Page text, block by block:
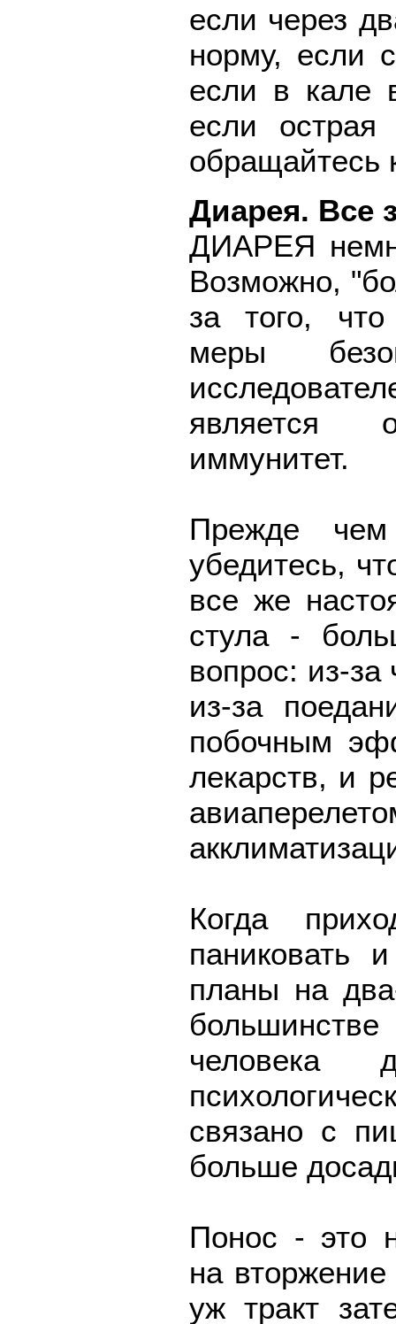
если через
норму, если
если в кале
если
обращайтесь
Диарея. Все
ДИАРЕЯ
Возможно,
за того,
меры
является
иммунитет.
Прежде чем
убедитесь,
все же
стула -
вопрос: из-за
из-за
побочным
лекарств, и
Когда
паниковать
планы на
человека
связано с
больше
Понос - это
на
уж тракт